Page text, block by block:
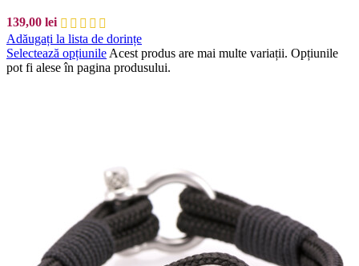
139,00 lei
Adăugați la lista de dorințe
Selectează opțiunile Acest produs are mai multe variații. Opțiunile
pot fi alese în pagina produsului.